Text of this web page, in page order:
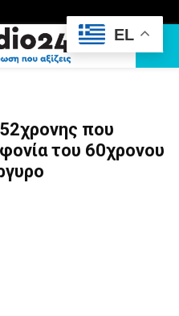
που
του 60χρονου
EL